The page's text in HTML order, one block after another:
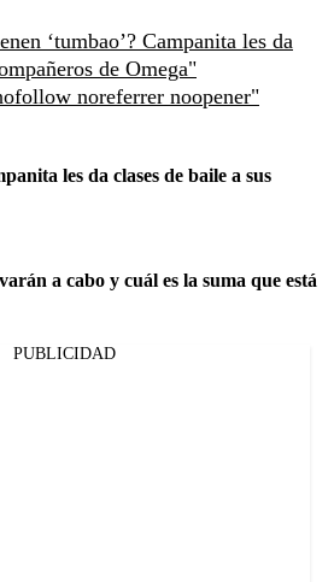
‘tumbao’? Campanita les da
de Omega"
noreferrer noopener"
les da clases de baile a sus
a cabo y cuál es la suma que está
PUBLICIDAD